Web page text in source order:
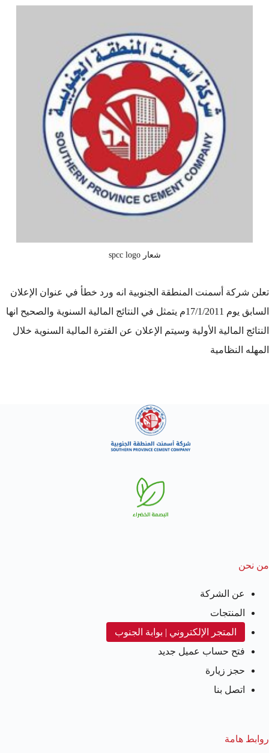
شعار spcc logo
تعلن شركة أسمنت المنطقة الجنوبية انه ورد خطأ في عنوان الإعلان
السابق يوم 17/1/2011م يتمثل في النتائج المالية السنوية والصحيح انها
النتائج المالية الأولية وسيتم الإعلان عن الفترة المالية السنوية خلال
المهله النظامية
من نحن
عن الشركة
المنتجات
المتجر الإلكتروني | بوابة الجنوب
فتح حساب عميل جديد
حجز زيارة
اتصل بنا
روابط هامة